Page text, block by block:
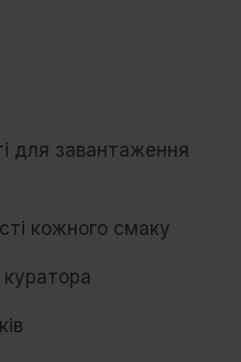
для завантаження
кожного смаку
куратора